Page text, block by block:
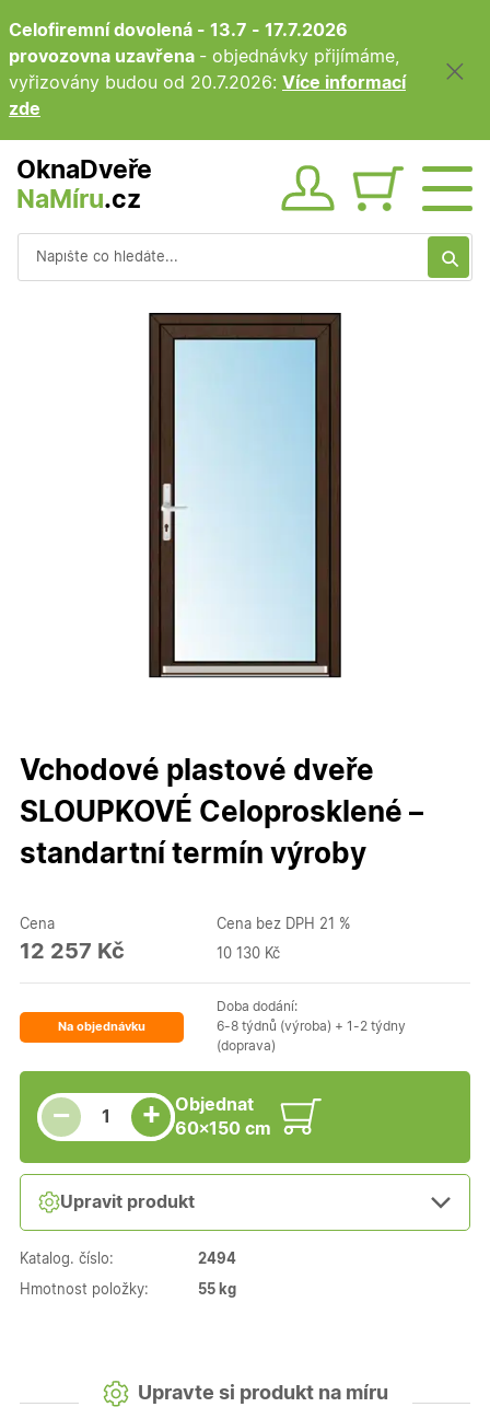
Celofiremní dovolená - 13.7 - 17.7.2026
provozovna uzavřena - objednávky přijímáme,
vyřizovány budou od 20.7.2026: Více informací
zde
OknaDveře
NaMíru.cz Obsah
Vchodové plastové dveře
SLOUPKOVÉ Celoprosklené –
standartní termín výroby
Cena
12 257 Kč
Cena bez DPH 21 %
10 130 Kč
Na objednávku
Doba dodání:
6-8 týdnů (výroba) + 1-2 týdny
(doprava)
−
Snížit množství
Počet kusů +
Zvýšit množství
Objednat
60×150 cm
Upravit produkt
Katalog. číslo: 2494
Hmotnost položky: 55 kg
Upravte si produkt na míru